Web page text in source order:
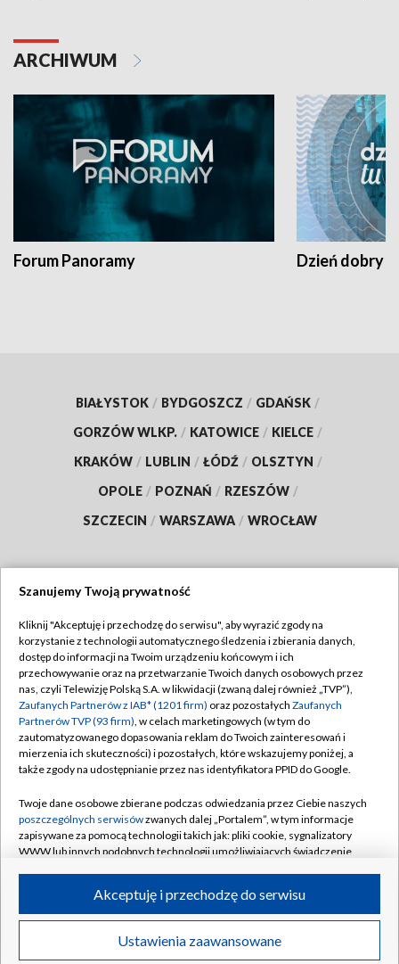
ARCHIWUM
Forum Panoramy Dzień dobry
BIAŁYSTOK / BYDGOSZCZ / GDAŃSK /
GORZÓW WLKP. / KATOWICE / KIELCE /
KRAKÓW / LUBLIN / ŁÓDŹ / OLSZTYN /
OPOLE / POZNAŃ / RZESZÓW /
SZCZECIN / WARSZAWA / WROCŁAW
TVP
Abonament TVP
Emisja w TVP
Centrum informacji TVP
Naziemna Telewizja Cyfrowa
Rada Programowa
System NOS
Informacje o nadawcy
Program dla prasy
Ogłoszenie przetargowe
Regulamin TVP
Polityka prywatności
Moje zgody
Pomoc
Kontakt
Kanały
©2026 Telewizja Polska S.A. w likwidacji
Szanujemy Twoją prywatność
Kliknij "Akceptuję i przechodzę do serwisu", aby wyrazić zgody na
korzystanie z technologii automatycznego śledzenia i zbierania danych,
dostęp do informacji na Twoim urządzeniu końcowym i ich
przechowywanie oraz na przetwarzanie Twoich danych osobowych przez
nas, czyli Telewizję Polską S.A. w likwidacji (zwaną dalej również „TVP”),
Zaufanych Partnerów z IAB* (1201 firm) oraz pozostałych Zaufanych
Partnerów TVP (93 firm), w celach marketingowych (w tym do
zautomatyzowanego dopasowania reklam do Twoich zainteresowań i
mierzenia ich skuteczności) i pozostałych, które wskazujemy poniżej, a
także zgody na udostępnianie przez nas identyfikatora PPID do Google.
Twoje dane osobowe zbierane podczas odwiedzania przez Ciebie naszych
poszczególnych serwisówzwanych dalej „Portalem”, w tym informacje
zapisywane za pomocą technologii takich jak: pliki cookie, sygnalizatory
WWW lub innych podobnych technologii umożliwiających świadczenie
ruchu w Internecie.
Twoje dane osobowe zbierane podczas odwiedzania przez Ciebie
poszczególnych serwisówna Portalu, takie jak adresy IP, identyfikatory
Ustawienia zaawansowane
Akceptuję i przechodzę do serwisu